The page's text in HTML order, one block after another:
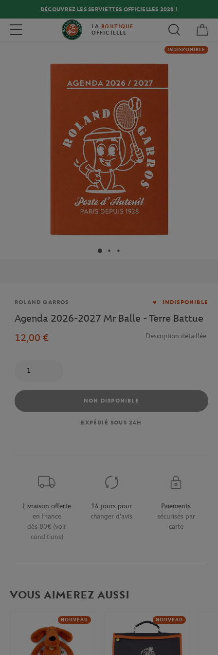
DÉCOUVREZ LES SERVIETTES OFFICIELLES 2026 !
Toggle navigation LA BOUTIQUE
OFFICIELLE
INDISPONIBLE
Marque
ROLAND GARROS INDISPONIBLE
Agenda 2026-2027 Mr Balle - Terre Battue
12,00 €
Description détaillée
NON DISPONIBLE
EXPÉDIÉ SOUS 24H
Livraison offerte
en France
dès 80€ (voir
conditions)
14 jours pour
changer d'avis
Paiements
sécurisés par
carte
VOUS AIMEREZ AUSSI
NOUVEAU NOUVEAU